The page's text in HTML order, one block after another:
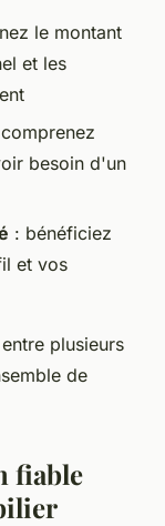
le montant
et les
besoin d'un
: bénéficiez
et vos
plusieurs
de
fiable